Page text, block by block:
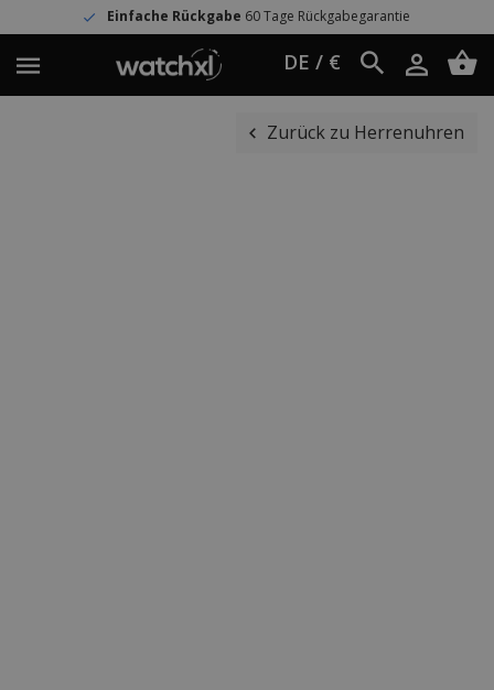
Einfache Rückgabe 60 Tage Rückgabegarantie
DE / €
Zurück zu Herrenuhren